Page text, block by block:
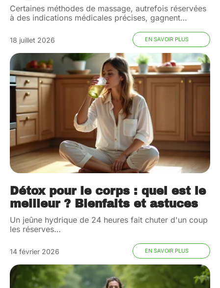
Certaines méthodes de massage, autrefois réservées
à des indications médicales précises, gagnent…
18 juillet 2026 EN SAVOIR PLUS
Détox pour le corps : quel est le
meilleur ? Bienfaits et astuces
Un jeûne hydrique de 24 heures fait chuter d'un coup
les réserves…
14 février 2026 EN SAVOIR PLUS